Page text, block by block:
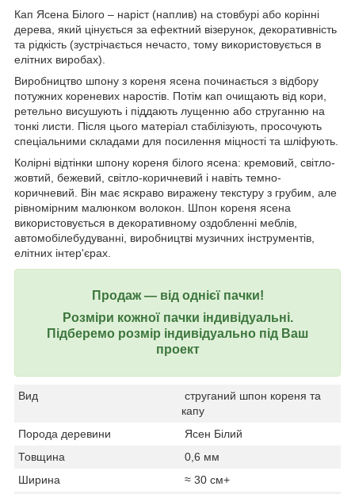
Кап Ясена Білого – наріст (наплив) на стовбурі або корінні
дерева, який цінується за ефектний візерунок, декоративність
та рідкість (зустрічається нечасто, тому використовується в
елітних виробах).
Виробництво шпону з кореня ясена починається з відбору
потужних кореневих наростів. Потім кап очищають від кори,
ретельно висушують і піддають лущенню або струганню на
тонкі листи. Після цього матеріал стабілізують, просочують
спеціальними складами для посилення міцності та шліфують.
Колірні відтінки шпону кореня білого ясена: кремовий, світло-
жовтий, бежевий, світло-коричневий і навіть темно-
коричневий. Він має яскраво виражену текстуру з грубим, але
рівномірним малюнком волокон. Шпон кореня ясена
використовується в декоративному оздобленні меблів,
автомобілебудуванні, виробництві музичних інструментів,
елітних інтер'єрах.
Продаж ― від однієї пачки!
Розміри кожної пачки індивідуальні.
Підберемо розмір індивідуально під Ваш
проект
Вид
струганий шпон кореня та
капу
Порода деревини
Ясен Білий
Товщина
0,6 мм
Ширина
≈ 30 см+